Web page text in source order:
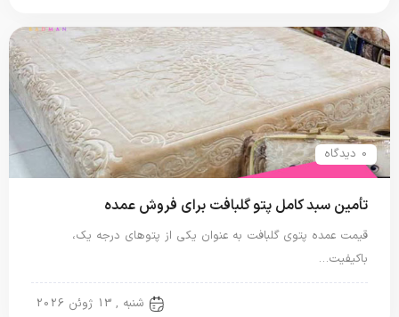
0 دیدگاه
تأمین سبد کامل پتو گلبافت برای فروش عمده
قیمت عمده پتوی گلبافت به عنوان یکی از پتوهای درجه یک،
باکیفیت…
شنبه , 13 ژوئن 2026